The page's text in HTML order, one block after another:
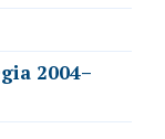
2004–